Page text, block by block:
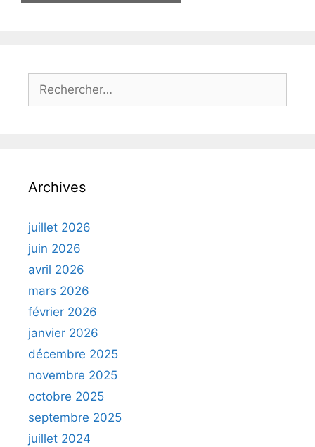
Rechercher :
Archives
juillet 2026
juin 2026
avril 2026
mars 2026
février 2026
janvier 2026
décembre 2025
novembre 2025
octobre 2025
septembre 2025
juillet 2024